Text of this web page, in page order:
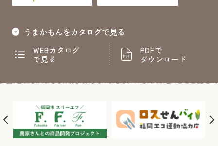
うまかもんをカタログで見る
WEBカタログ
で見る
PDFで
ダウンロード